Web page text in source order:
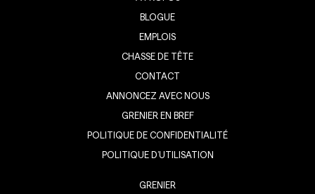
BLOGUE
EMPLOIS
CHASSE DE TÊTE
CONTACT
ANNONCEZ AVEC NOUS
GRENIER EN BREF
POLITIQUE DE CONFIDENTIALITÉ
POLITIQUE D’UTILISATION
GRENIER